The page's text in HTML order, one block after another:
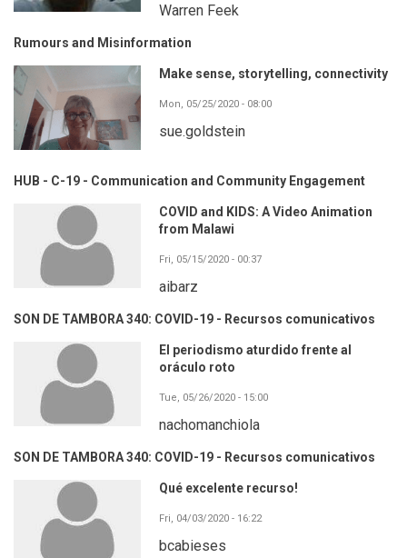
Warren Feek
Rumours and Misinformation
Make sense, storytelling, connectivity
Mon, 05/25/2020 - 08:00
sue.goldstein
HUB - C-19 - Communication and Community Engagement
COVID and KIDS: A Video Animation
from Malawi
Fri, 05/15/2020 - 00:37
aibarz
SON DE TAMBORA 340: COVID-19 - Recursos comunicativos
El periodismo aturdido frente al
oráculo roto
Tue, 05/26/2020 - 15:00
nachomanchiola
SON DE TAMBORA 340: COVID-19 - Recursos comunicativos
Qué excelente recurso!
Fri, 04/03/2020 - 16:22
bcabieses